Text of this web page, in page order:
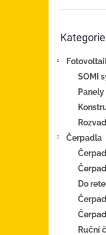
kategorie
Kategorie
SOMI
Panely
Čerpadla
Do
Ruční